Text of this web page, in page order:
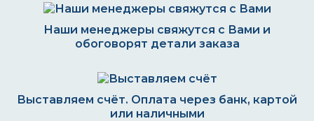
Наши менеджеры свяжутся с Вами и
обоговорят детали заказа
Выставляем счёт. Оплата через банк, картой
или наличными